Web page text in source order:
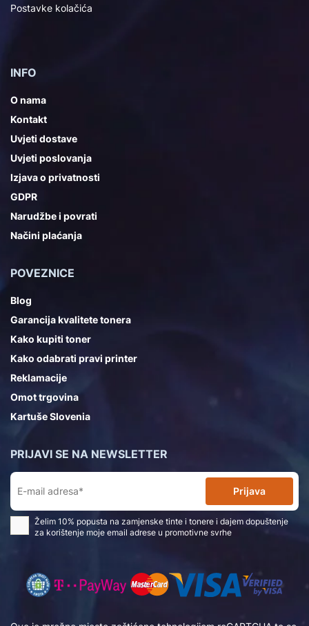
Postavke kolačića
INFO
O nama
Kontakt
Uvjeti dostave
Uvjeti poslovanja
Izjava o privatnosti
GDPR
Narudžbe i povrati
Načini plaćanja
POVEZNICE
Blog
Garancija kvalitete tonera
Kako kupiti toner
Kako odabrati pravi printer
Reklamacije
Omot trgovina
Kartuše Slovenia
PRIJAVI SE NA NEWSLETTER
Prijava
Želim 10% popusta na zamjenske tinte i tonere i dajem dopuštenje
za korištenje moje email adrese u promotivne svrhe